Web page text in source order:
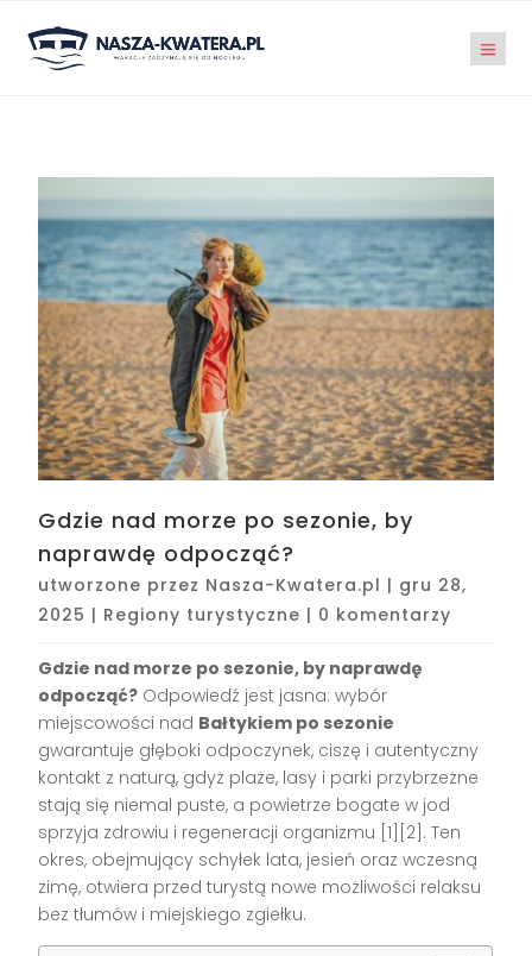
Gdzie nad morze po sezonie, by
naprawdę odpocząć?
utworzone przez Nasza-Kwatera.pl | gru 28,
2025 | Regiony turystyczne | 0 komentarzy
Gdzie nad morze po sezonie, by naprawdę
odpocząć? Odpowiedź jest jasna: wybór
miejscowości nad Bałtykiem po sezonie
gwarantuje głęboki odpoczynek, ciszę i autentyczny
kontakt z naturą, gdyż plaże, lasy i parki przybrzeżne
stają się niemal puste, a powietrze bogate w jod
sprzyja zdrowiu i regeneracji organizmu [1][2] . Ten
okres, obejmujący schyłek lata, jesień oraz wczesną
zimę, otwiera przed turystą nowe możliwości relaksu
bez tłumów i miejskiego zgiełku.